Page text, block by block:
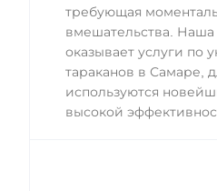
требующая
вмешательства. Наша
оказывает услуги по
тараканов в Самаре,
используются
высокой